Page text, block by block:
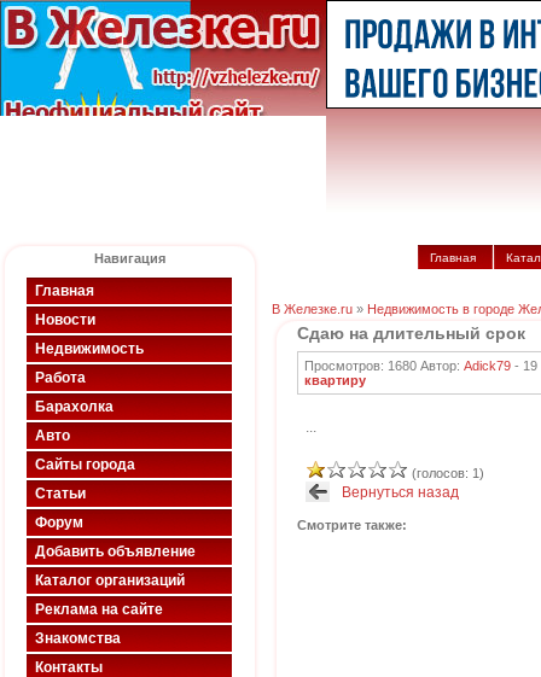
Навигация
Главная
Новости
Недвижимость
Работа
Барахолка
Авто
Сайты города
Статьи
Форум
Добавить объявление
Каталог организаций
Реклама на сайте
Знакомства
Контакты
Главная
В Железке.ru » Недвижимость в городе
Сдаю на длительный срок
Просмотров: 1680 Автор: Adick79 -
квартиру
...
(голосов: 1)
Вернуться назад
Смотрите также: